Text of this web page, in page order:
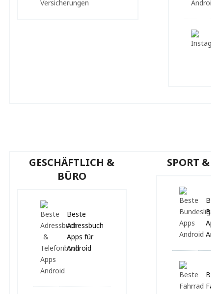
GESCHÄFTLICH &
BÜRO
Beste
Adressbuch
Apps für
Android
SPORT &